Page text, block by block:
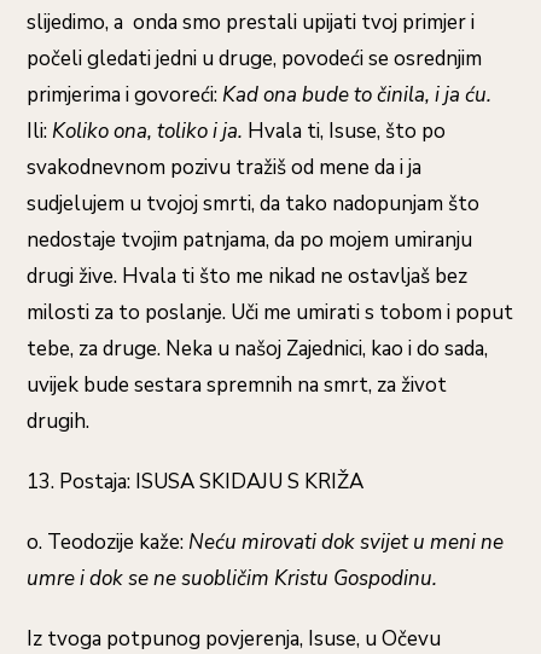
slijedimo, a onda smo prestali upijati tvoj primjer i
počeli gledati jedni u druge, povodeći se osrednjim
primjerima i govoreći:Kad ona bude to činila, i ja ću.
Ili:Koliko ona, toliko i ja. Hvala ti, Isuse, što po
svakodnevnom pozivu tražiš od mene da i ja
sudjelujem u tvojoj smrti, da tako nadopunjam što
nedostaje tvojim patnjama, da po mojem umiranju
drugi žive. Hvala ti što me nikad ne ostavljaš bez
milosti za to poslanje. Uči me umirati s tobom i poput
tebe, za druge. Neka u našoj Zajednici, kao i do sada,
uvijek bude sestara spremnih na smrt, za život
drugih.
13. Postaja: ISUSA SKIDAJU S KRIŽA
o. Teodozije kaže:Neću mirovati dok svijet u meni ne
umre i dok se ne suobličim Kristu Gospodinu.
Iz tvoga potpunog povjerenja, Isuse, u Očevu